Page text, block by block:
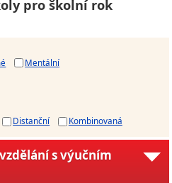
pro školní rok
Mentální
Distanční Kombinovaná
s výučním